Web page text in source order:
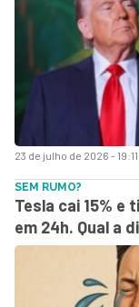
23 de julho de 2026 - 19:11
SEM RUMO?
Tesla cai 15% e
em 24h. Qual a